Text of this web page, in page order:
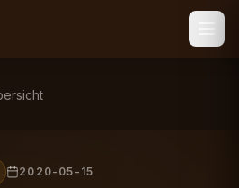
2020-05-15